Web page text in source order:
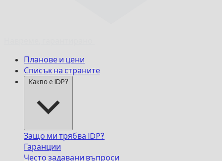
Планове и цени
Списък на страните
Какво е IDP?
Защо ми трябва IDP?
Гаранции
Често задавани въпроси